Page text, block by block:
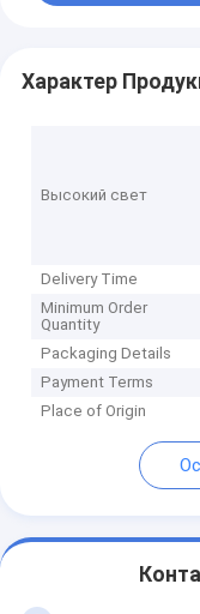
Характер
Высокий свет
Delivery Time
Minimum Order
Quantity
Packaging Details
Payment Terms
Place of Origin